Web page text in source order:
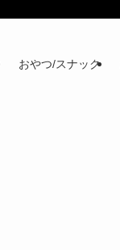
おやつ/スナック